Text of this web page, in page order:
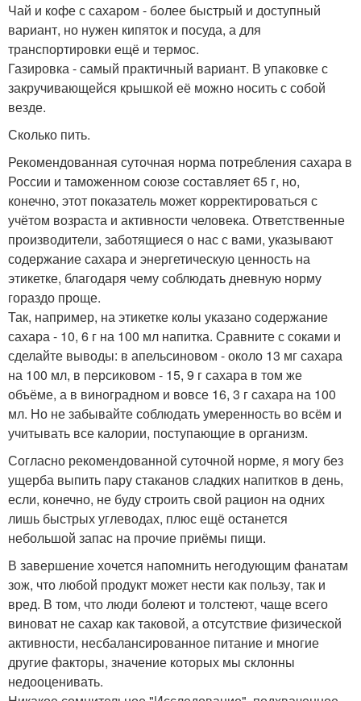
Чай и кофе с сахаром - более быстрый и доступный
вариант, но нужен кипяток и посуда, а для
транспортировки ещё и термос.
Газировка - самый практичный вариант. В упаковке с
закручивающейся крышкой её можно носить с собой
везде.
Сколько пить.
Рекомендованная суточная норма потребления сахара в
России и таможенном союзе составляет 65 г, но,
конечно, этот показатель может корректироваться с
учётом возраста и активности человека. Ответственные
производители, заботящиеся о нас с вами, указывают
содержание сахара и энергетическую ценность на
этикетке, благодаря чему соблюдать дневную норму
гораздо проще.
Так, например, на этикетке колы указано содержание
сахара - 10, 6 г на 100 мл напитка. Сравните с соками и
сделайте выводы: в апельсиновом - около 13 мг сахара
на 100 мл, в персиковом - 15, 9 г сахара в том же
объёме, а в виноградном и вовсе 16, 3 г сахара на 100
мл. Но не забывайте соблюдать умеренность во всём и
учитывать все калории, поступающие в организм.
Согласно рекомендованной суточной норме, я могу без
ущерба выпить пару стаканов сладких напитков в день,
если, конечно, не буду строить свой рацион на одних
лишь быстрых углеводах, плюс ещё останется
небольшой запас на прочие приёмы пищи.
В завершение хочется напомнить негодующим фанатам
зож, что любой продукт может нести как пользу, так и
вред. В том, что люди болеют и толстеют, чаще всего
виноват не сахар как таковой, а отсутствие физической
активности, несбалансированное питание и многие
другие факторы, значение которых мы склонны
недооценивать.